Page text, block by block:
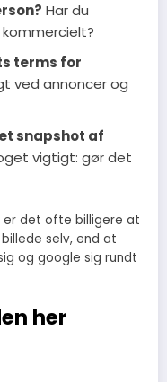
Har du
terms for
ved annoncer og
snapshot af
vigtigt: gør det
er det ofte billigere at
selv, end at
og google sig rundt
her